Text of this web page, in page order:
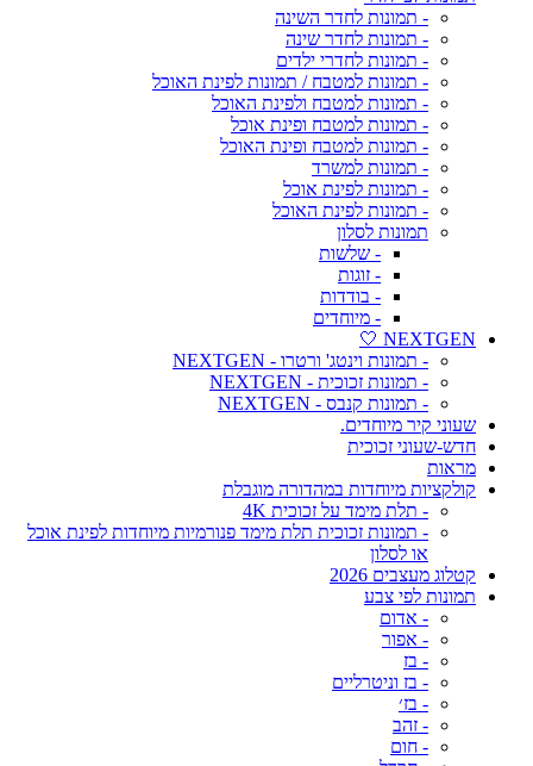
- תמונות לחדר השינה
- תמונות לחדר שינה
- תמונות לחדרי ילדים
- תמונות למטבח / תמונות לפינת האוכל
- תמונות למטבח ולפינת האוכל
- תמונות למטבח ופינת אוכל
- תמונות למטבח ופינת האוכל
- תמונות למשרד
- תמונות לפינת אוכל
- תמונות לפינת האוכל
תמונות לסלון
- שלשות
- זוגות
- בודדות
- מיוחדים
NEXTGEN 🤍
- תמונות וינטג' ורטרו - NEXTGEN
- תמונות זכוכית - NEXTGEN
- תמונות קנבס - NEXTGEN
שעוני קיר מיוחדים.
חדש-שעוני זכוכית
מראות
קולקציות מיוחדות במהדורה מוגבלת
- תלת מימד על זכוכית 4K
- תמונות זכוכית תלת מימד פנורמיות מיוחדות לפינת אוכל
או לסלון
קטלוג מעצבים 2026
תמונות לפי צבע
- אדום
- אפור
- בז
- בז וניטרליים
- בז׳
- זהב
- חום